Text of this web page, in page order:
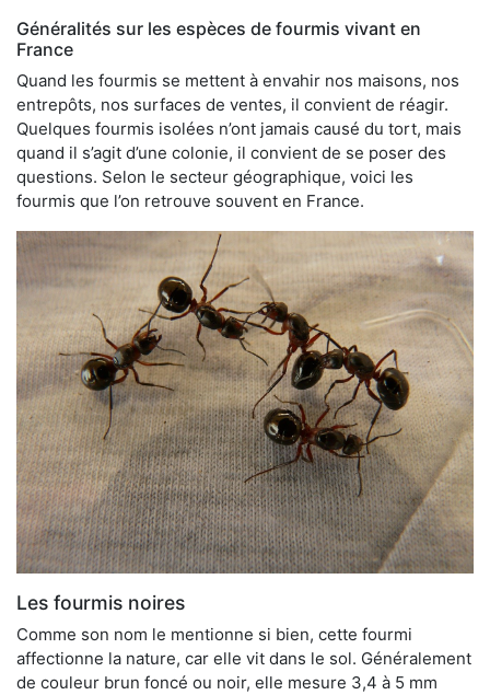
Généralités sur les espèces de fourmis vivant en
France
Quand les fourmis se mettent à envahir nos maisons, nos
entrepôts, nos surfaces de ventes, il convient de réagir.
Quelques fourmis isolées n’ont jamais causé du tort, mais
quand il s’agit d’une colonie, il convient de se poser des
questions. Selon le secteur géographique, voici les
fourmis que l’on retrouve souvent en France.
Les fourmis noires
Comme son nom le mentionne si bien, cette fourmi
affectionne la nature, car elle vit dans le sol. Généralement
de couleur brun foncé ou noir, elle mesure 3,4 à 5 mm